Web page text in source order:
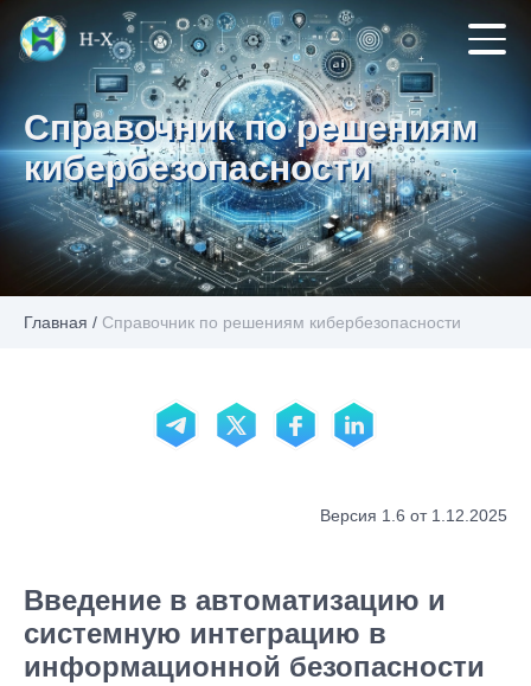
Справочник по решениям
кибербезопасности
Главная / Справочник по решениям кибербезопасности
Версия 1.6 от 1.12.2025
Введение в автоматизацию и
системную интеграцию в
информационной безопасности